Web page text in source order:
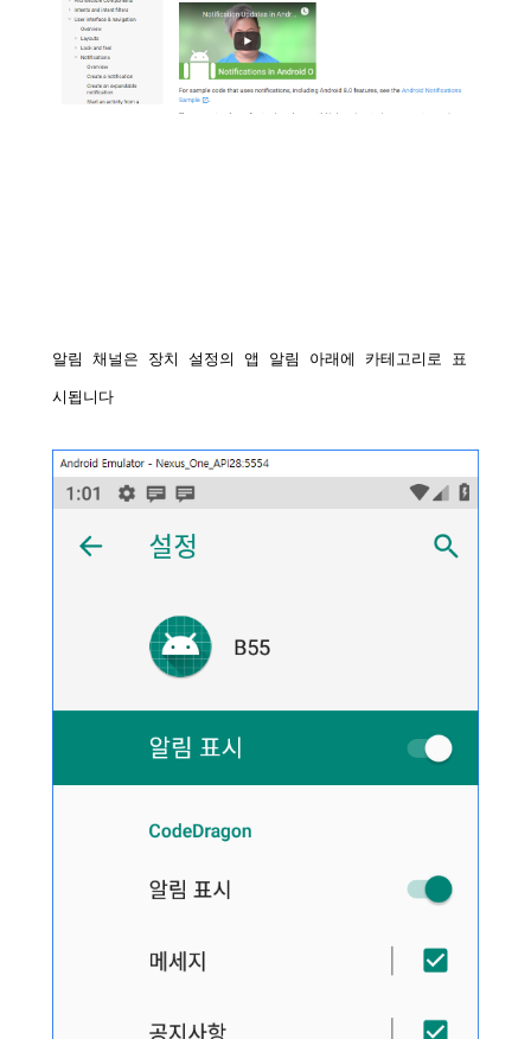
알림 채널은 장치 설정의 앱 알림 아래에 카테고리로 표
시됩니다